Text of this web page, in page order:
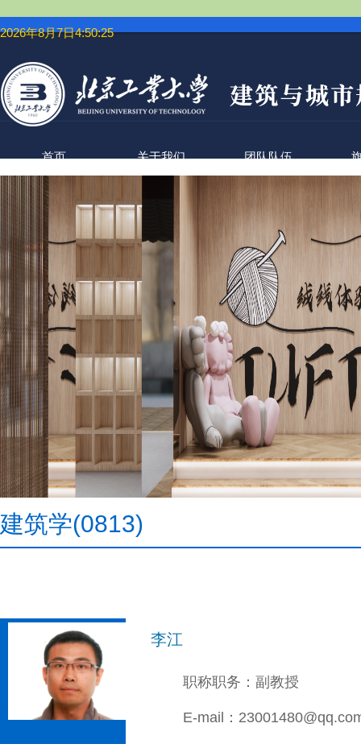
2026年8月7日4:50:26
首页 关于我们 团队队伍
建筑学(0813)
李江
职称职务：副教授
E-mail：